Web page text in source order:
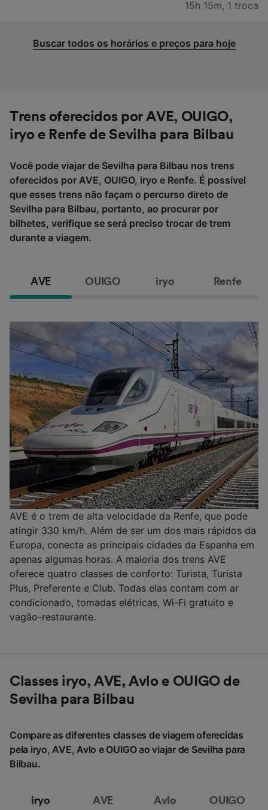
15h 15m, 1 troca
Buscar todos os horários e preços para hoje
Trens oferecidos por AVE, OUIGO,
iryo e Renfe de Sevilha para Bilbau
Você pode viajar de Sevilha para Bilbau nos trens
oferecidos por AVE, OUIGO, iryo e Renfe. É possível
que esses trens não façam o percurso direto de
Sevilha para Bilbau, portanto, ao procurar por
bilhetes, verifique se será preciso trocar de trem
durante a viagem.
AVE OUIGO iryo Renfe
AVE é o trem de alta velocidade da Renfe, que pode
atingir 330 km/h. Além de ser um dos mais rápidos da
Europa, conecta as principais cidades da Espanha em
apenas algumas horas. A maioria dos trens AVE
oferece quatro classes de conforto: Turista, Turista
Plus, Preferente e Club. Todas elas contam com ar
condicionado, tomadas elétricas, Wi-Fi gratuito e
vagão-restaurante.
Classes iryo, AVE, Avlo e OUIGO de
Sevilha para Bilbau
Compare as diferentes classes de viagem oferecidas
pela iryo, AVE, Avlo e OUIGO ao viajar de Sevilha para
Bilbau.
iryo AVE Avlo OUIGO